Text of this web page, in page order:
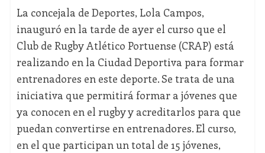
La concejala de Deportes, Lola Campos,
inauguró en la tarde de ayer el curso que el
Club de Rugby Atlético Portuense (CRAP) está
realizando en la Ciudad Deportiva para formar
entrenadores en este deporte. Se trata de una
iniciativa que permitirá formar a jóvenes que
ya conocen en el rugby y acreditarlos para que
puedan convertirse en entrenadores. El curso,
en el que participan un total de 15 jóvenes,